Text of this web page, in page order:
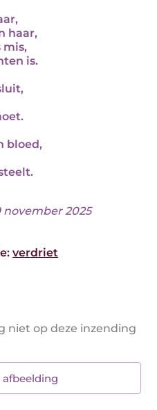
haar,
mis,
is.
bloed,
november 2025
verdriet
niet op deze inzending
afbeelding